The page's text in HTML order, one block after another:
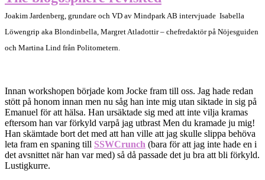
Joakim Jardenberg, grundare och VD av Mindpark AB intervjuade Isabella
Löwengrip aka Blondinbella, Margret Atladottir – chefredaktör på Nöjesguiden
och Martina Lind från Politometern.
Innan workshopen började kom Jocke fram till oss. Jag hade redan
stött på honom innan men nu såg han inte mig utan siktade in sig på
Emanuel för att hälsa. Han ursäktade sig med att inte vilja kramas
eftersom han var förkyld varpå jag utbrast Men du kramade ju mig!
Han skämtade bort det med att han ville att jag skulle slippa behöva
leta fram en spaning till SSWCrunch (bara för att jag inte hade en i
det avsnittet när han var med) så då passade det ju bra att bli förkyld.
Lustigkurre.